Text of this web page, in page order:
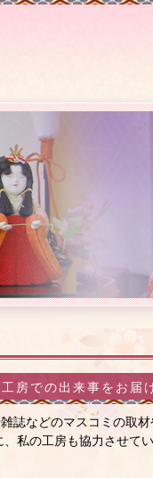
房での出来事をお届
誌などのマスコミの取
私の工房も協力させて